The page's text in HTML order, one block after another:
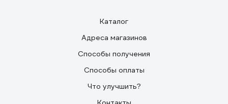
Каталог
Адреса магазинов
Способы получения
Способы оплаты
Что улучшить?